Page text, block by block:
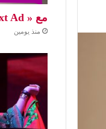
مع « The Next Ad…
منذ يومين